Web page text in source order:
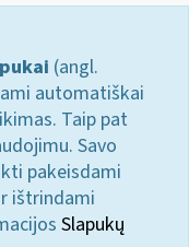
(angl.
automatiškai
Taip pat
Savo
pakeisdami
ištrindami
Slapukų